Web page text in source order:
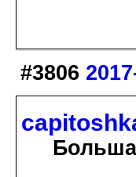
#3806